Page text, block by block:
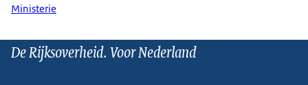
Ministerie
De Rijksoverheid. Voor Nederland